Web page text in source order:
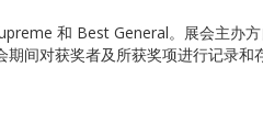
和 Best General。展会主办
期间对获奖者及所获奖项进行记录和